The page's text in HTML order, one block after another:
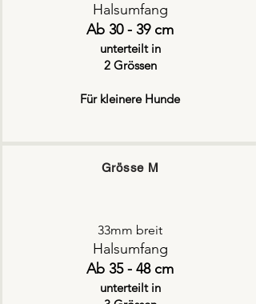
Halsumfang
Ab 30 - 39 cm
unterteilt in
2 Grössen
Für kleinere Hunde
Grösse M
33mm breit
Halsumfang
Ab 35 - 48 cm
unterteilt in